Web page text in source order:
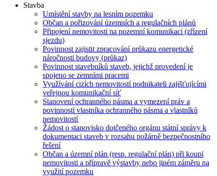
Stavba
Umístění stavby na lesním pozemku
Občan a pořizování územních a regulačních plánů
Připojení nemovitosti na pozemní komunikaci (zřízení
sjezdu)
Povinnost zajistit zpracování průkazu energetické
náročnosti budovy (průkaz)
Povinnost stavebníků staveb, jejichž provedení je
spojeno se zemními pracemi
Využívání cizích nemovitostí podnikateli zajišťujícími
veřejnou komunikační síť
Stanovení ochranného pásma a vymezení práv a
povinností vlastníka ochranného pásma a vlastníků
nemovitostí
Žádost o stanovisko dotčeného orgánu státní správy k
dokumentaci staveb v rozsahu požárně bezpečnostního
řešení
Občan a územní plán (resp. regulační plán) při koupi
nemovitosti a přípravě výstavby nebo jiném záměru na
využití pozemku